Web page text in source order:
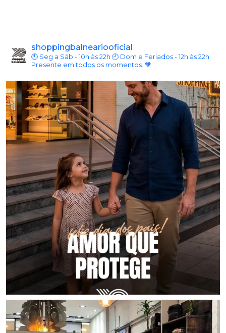
shoppingbalneariooficial
🕙 Seg a Sáb - 10h às 22h 🕘 Dom e Feriados - 12h às 22h
Presente em todos os momentos. 🧡